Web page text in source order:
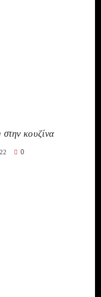
κουζίνα
0